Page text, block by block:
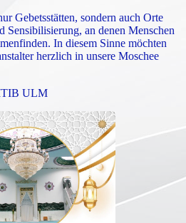
Gebetsstätten, sondern auch Orte
Sensibilisierung, an denen Menschen
In diesem Sinne möchten
herzlich in unsere Moschee
ULM